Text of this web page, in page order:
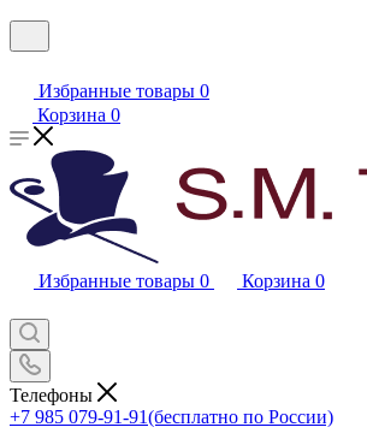
Избранные товары 0
Корзина 0
Избранные товары 0 Корзина 0
Телефоны
+7 985 079-91-91(бесплатно по России)